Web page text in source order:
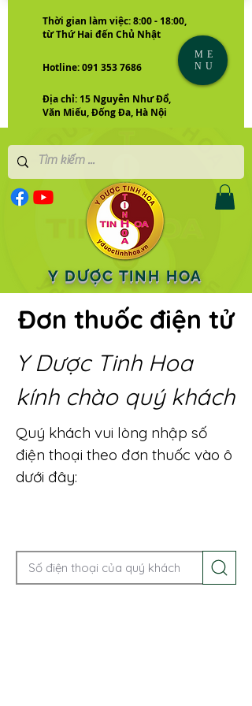
Thời gian làm việc: 8:00 - 18:00,
từ Thứ Hai đến Chủ Nhật
Hotline: 091 353 7686
Địa chỉ: 15 Nguyễn Như Đổ,
Văn Miếu, Đống Đa, Hà Nội
Y DƯỢC TINH HOA
ME
NU
Đơn thuốc điện tử
Y Dược Tinh Hoa
kính chào quý khách
Quý khách vui lòng nhập số
điện thoại theo đơn thuốc vào ô
dưới đây: